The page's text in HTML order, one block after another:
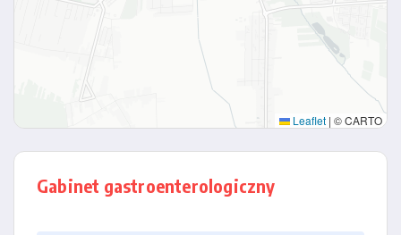
Leaflet | © CARTO
Gabinet gastroenterologiczny